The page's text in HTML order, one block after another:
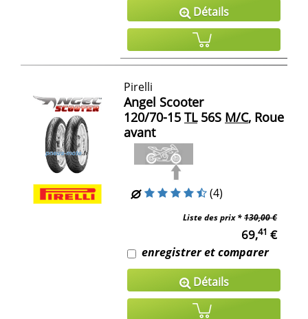
Détails
Pirelli
Angel Scooter
120/70-15 TL56S M/C, Roue
avant
(4)
Liste des prix *130,00 €
69,41 €
enregistrer et comparer
Détails